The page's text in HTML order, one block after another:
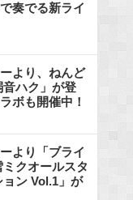
奏でる新ライ
より、ねんど
ハク」が登
ボも開催中！
より「ブライ
クオールスタ
ン Vol.1」が